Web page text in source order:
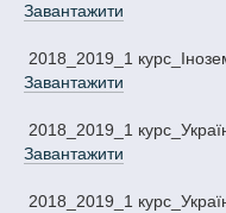
Завантажити
2018_2019_1
Завантажити
2018_2019_1
Завантажити
2018_2019_1